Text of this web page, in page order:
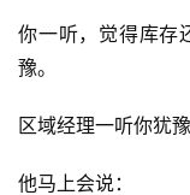
你一听，觉得库存
豫。
区域经理一听你犹
他马上会说：